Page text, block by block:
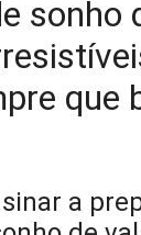
sonho
que
a